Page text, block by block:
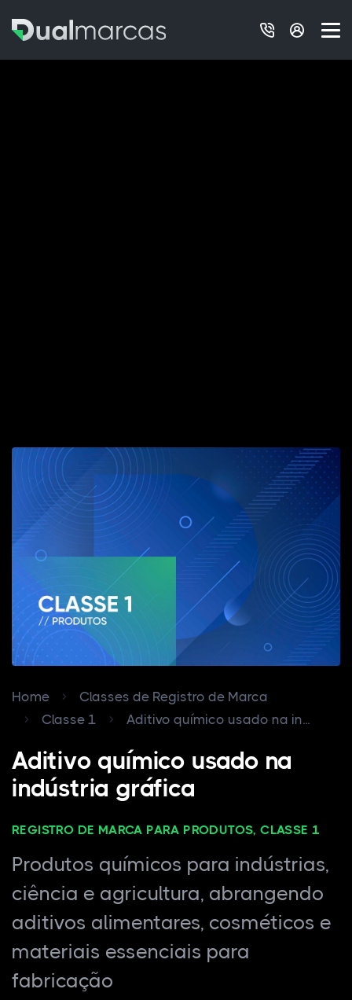
Home
Classes de Registro de Marca
Classe 1
Aditivo químico usado na in...
Aditivo químico usado na
indústria gráfica
REGISTRO DE MARCA PARA PRODUTOS, CLASSE 1
Produtos químicos para indústrias,
ciência e agricultura, abrangendo
aditivos alimentares, cosméticos e
materiais essenciais para
fabricação